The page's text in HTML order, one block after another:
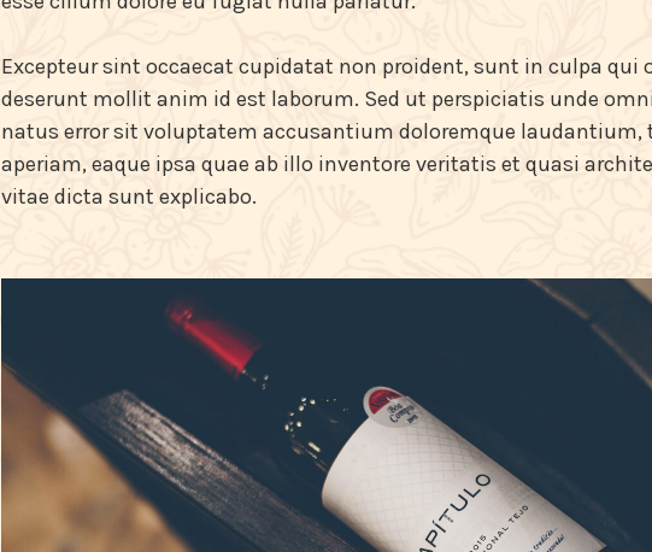
Excepteur sint occaecat cupidatat non proident, sunt in culpa qui
deserunt mollit anim id est laborum. Sed ut perspiciatis unde
natus error sit voluptatem accusantium doloremque laudantium,
aperiam, eaque ipsa quae ab illo inventore veritatis et quasi
vitae dicta sunt explicabo.